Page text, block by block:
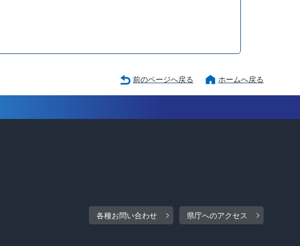
前のページへ戻る ホームへ戻る
各種お問い合わせ 県庁へのアクセス